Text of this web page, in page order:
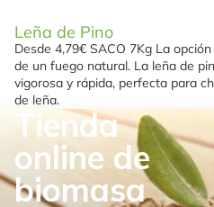
Leña de Pino
Desde 4,79€ SACO 7Kg La
de un fuego natural. La leña de
vigorosa y rápida, perfecta para
de leña.
Tienda
online de
biomasa